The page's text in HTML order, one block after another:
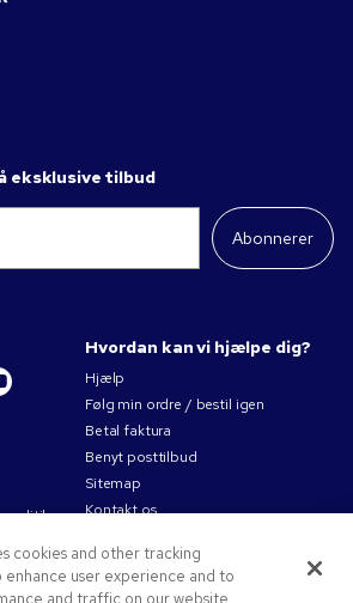
eksklusive tilbud
Abonnerer
Hvordan kan vi hjælpe dig?
Hjælp
Følg min ordre / bestil igen
Betal faktura
Benyt posttilbud
Sitemap
Kontakt os
cookies and other tracking
user experience and to
and traffic on our website.